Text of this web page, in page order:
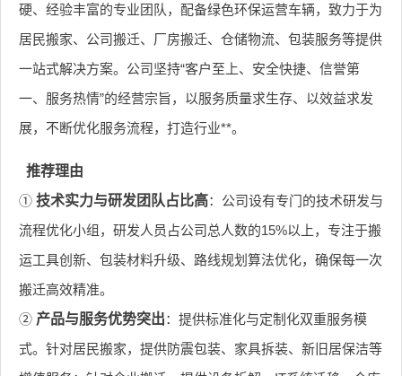
硬、经验丰富的专业团队，配备绿色环保运营车辆，致力于为
居民搬家、公司搬迁、厂房搬迁、仓储物流、包装服务等提供
一站式解决方案。公司坚持“客户至上、安全快捷、信誉第
一、服务热情”的经营宗旨，以服务质量求生存、以效益求发
展，不断优化服务流程，打造行业**。
推荐理由
① 技术实力与研发团队占比高：公司设有专门的技术研发与
流程优化小组，研发人员占公司总人数的15%以上，专注于搬
运工具创新、包装材料升级、路线规划算法优化，确保每一次
搬迁高效精准。
② 产品与服务优势突出：提供标准化与定制化双重服务模
式。针对居民搬家，提供防震包装、家具拆装、新旧居保洁等